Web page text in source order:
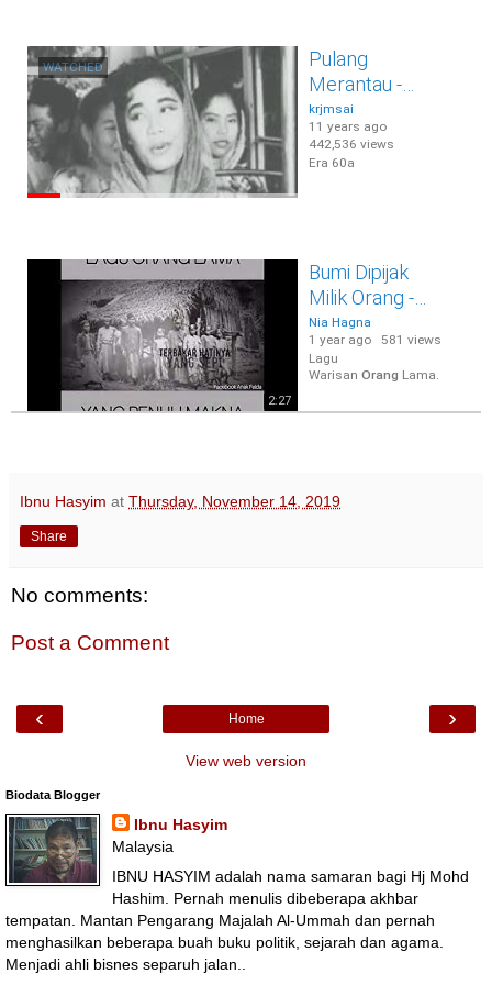
2:51
WATCHED
Pulang
Merantau -
Tunang
Pa'Dukun.
krjmsai
11 years ago
442,536 views
Era 60a
2:27
Bumi Dipijak
Milik Orang -
Anak Kecil
Main Api
#NiaHagna
Nia Hagna
1 year ago
581 views
Lagu
Warisan Orang Lama.
Ibnu Hasyim at Thursday, November 14, 2019
Share
No comments:
Post a Comment
‹ ›
Home
View web version
Biodata Blogger
Ibnu Hasyim
Malaysia
IBNU HASYIM adalah nama samaran bagi Hj Mohd
Hashim. Pernah menulis dibeberapa akhbar
tempatan. Mantan Pengarang Majalah Al-Ummah dan pernah
menghasilkan beberapa buah buku politik, sejarah dan agama.
Menjadi ahli bisnes separuh jalan..